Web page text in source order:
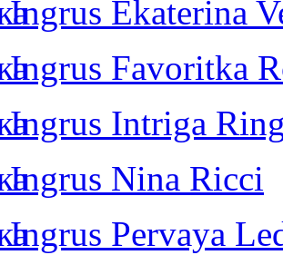
Ingrus Ekaterina
Ingrus Favoritka
Ingrus Intriga
Ingrus Nina Ricci
Ingrus Pervaya